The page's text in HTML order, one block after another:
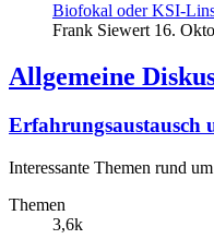
Biofokal oder KSI-
Frank Siewert 16.
Allgemeine
Erfahrungsaustausch
Interessante Themen rund
Themen
3,6k